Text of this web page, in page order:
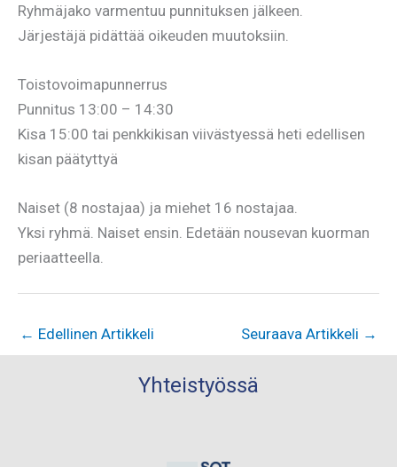
Ryhmäjako varmentuu punnituksen jälkeen.
Järjestäjä pidättää oikeuden muutoksiin.
Toistovoimapunnerrus
Punnitus 13:00 – 14:30
Kisa 15:00 tai penkkikisan viivästyessä heti edellisen
kisan päätyttyä
Naiset (8 nostajaa) ja miehet 16 nostajaa.
Yksi ryhmä. Naiset ensin. Edetään nousevan kuorman
periaatteella.
← Edellinen Artikkeli Seuraava Artikkeli →
Yhteistyössä